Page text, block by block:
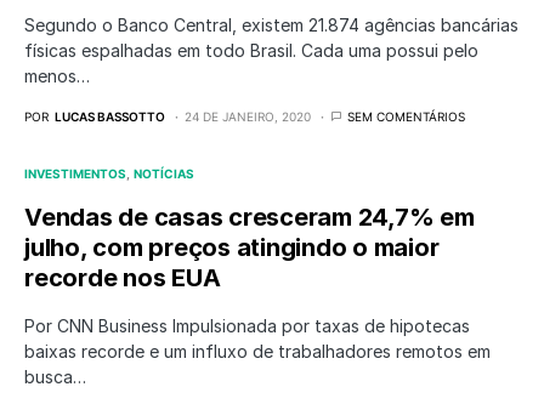
Segundo o Banco Central, existem 21.874 agências bancárias
físicas espalhadas em todo Brasil. Cada uma possui pelo
menos…
POR LUCAS BASSOTTO 24 DE JANEIRO, 2020 SEM COMENTÁRIOS
INVESTIMENTOS NOTÍCIAS
Vendas de casas cresceram 24,7% em
julho, com preços atingindo o maior
recorde nos EUA
Por CNN Business Impulsionada por taxas de hipotecas
baixas recorde e um influxo de trabalhadores remotos em
busca…